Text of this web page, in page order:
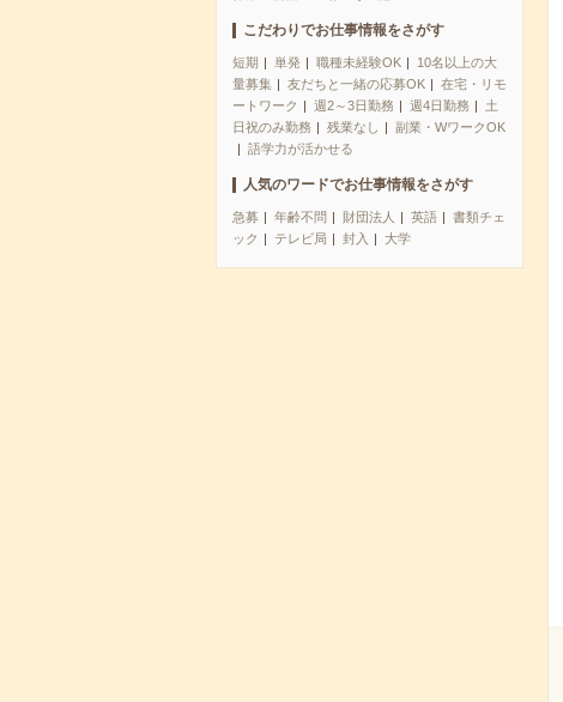
こだわりでお仕事情報をさがす
短期 単発 職種未経験OK
10名以上の大
量募集
友だちと一緒の応募OK
在宅・リモ
ートワーク
週2～3日勤務 週4日勤務
土
日祝のみ勤務
残業なし
副業・WワークOK
語学力が活かせる
人気のワードでお仕事情報をさがす
急募 年齢不問 財団法人 英語
書類チェ
ック
テレビ局 封入 大学